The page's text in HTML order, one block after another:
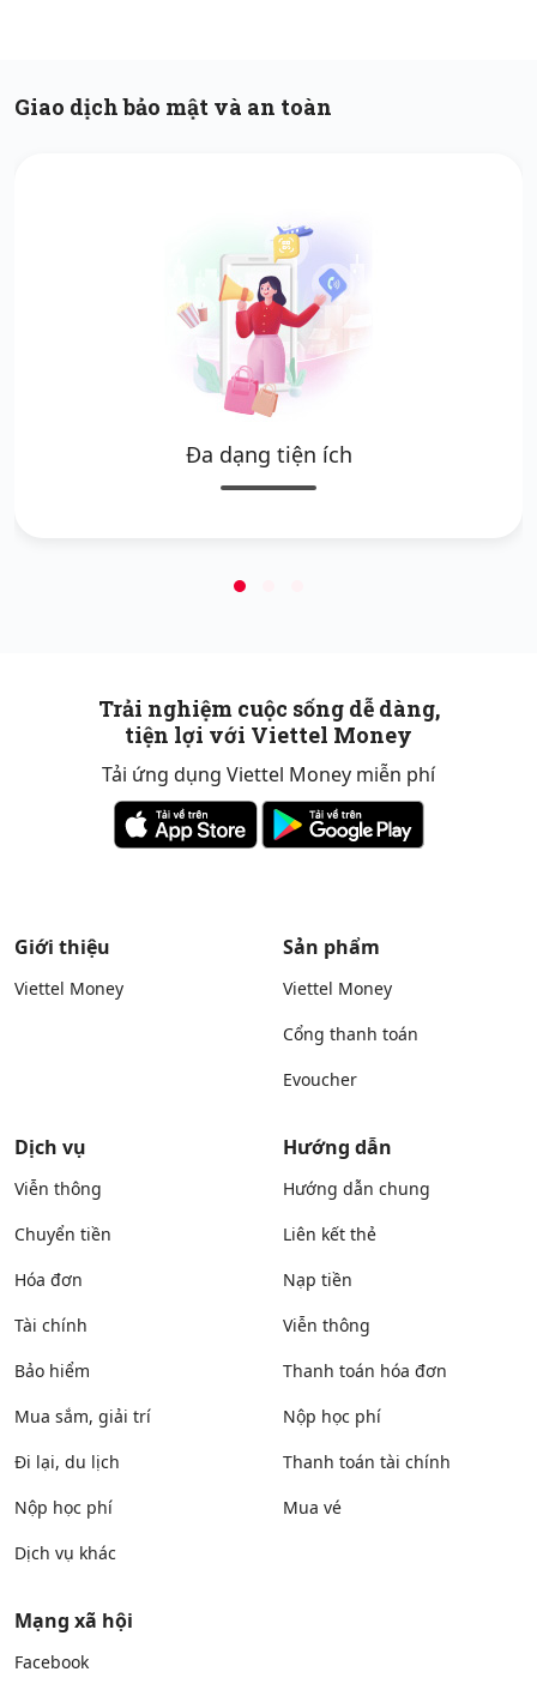
Giao dịch bảo mật và an toàn
Đa dạng tiện ích
Trải nghiệm cuộc sống dễ dàng,
tiện lợi với Viettel Money
Tải ứng dụng Viettel Money miễn phí
Giới thiệu
Viettel Money
Sản phẩm
Viettel Money
Cổng thanh toán
Evoucher
Dịch vụ
Viễn thông
Chuyển tiền
Hóa đơn
Tài chính
Bảo hiểm
Mua sắm, giải trí
Đi lại, du lịch
Nộp học phí
Dịch vụ khác
Hướng dẫn
Hướng dẫn chung
Liên kết thẻ
Nạp tiền
Viễn thông
Thanh toán hóa đơn
Nộp học phí
Thanh toán tài chính
Mua vé
Mạng xã hội
Facebook